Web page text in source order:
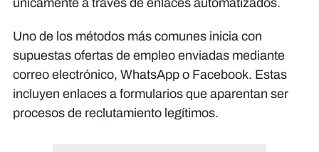
únicamente a través de enlaces automatizados.
Uno de los métodos más comunes inicia con
supuestas ofertas de empleo enviadas mediante
correo electrónico, WhatsApp o Facebook. Estas
incluyen enlaces a formularios que aparentan ser
procesos de reclutamiento legítimos.